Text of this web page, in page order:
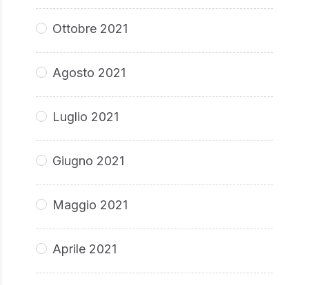
Ottobre 2021
Agosto 2021
Luglio 2021
Giugno 2021
Maggio 2021
Aprile 2021